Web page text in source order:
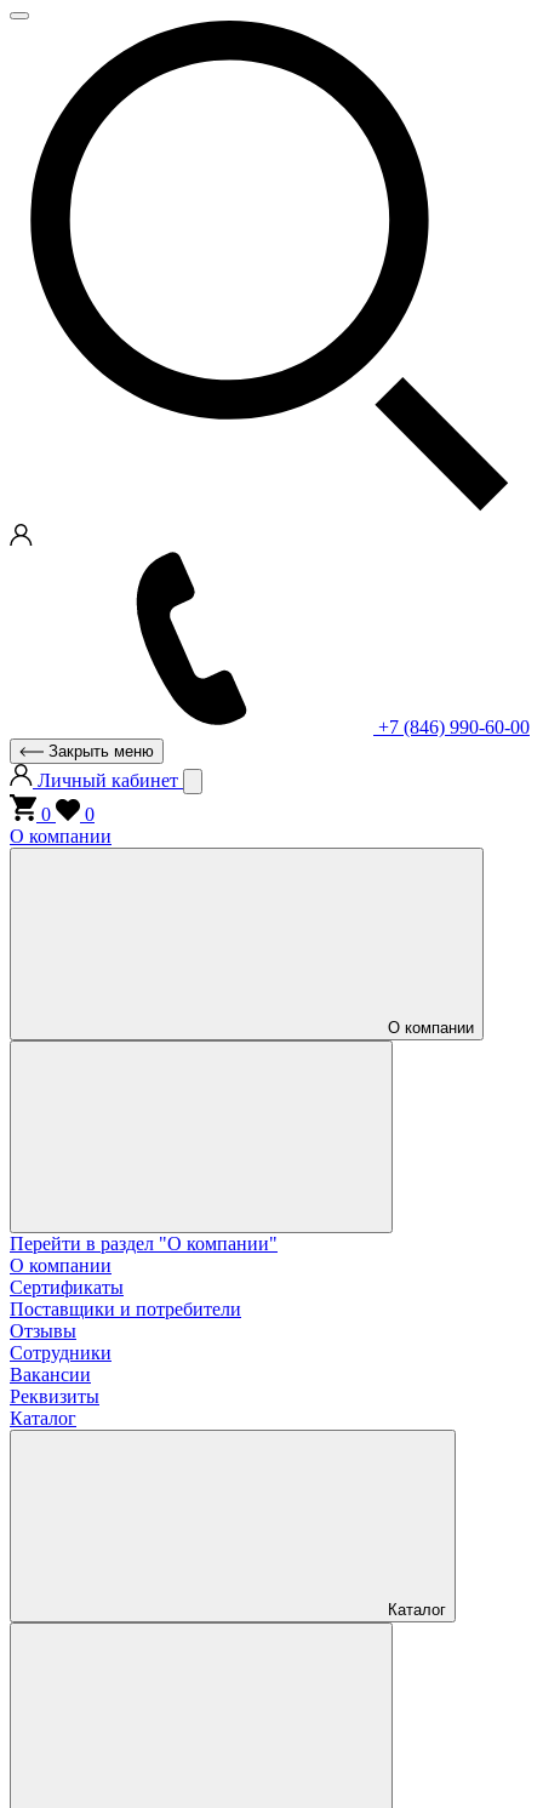
+7 (846) 990-60-00
Закрыть меню
Личный кабинет
0
0
О компании
О компании
Перейти в раздел "О компании"
О компании
Сертификаты
Поставщики и потребители
Отзывы
Сотрудники
Вакансии
Реквизиты
Каталог
Каталог